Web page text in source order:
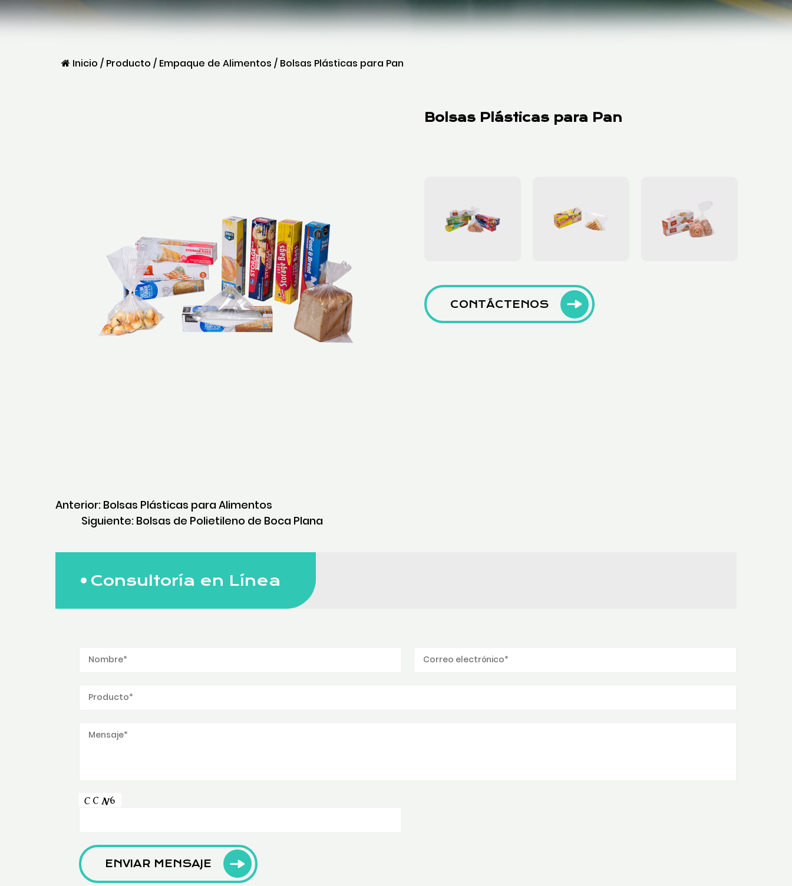
Inicio / Producto / Empaque de Alimentos / Bolsas Plásticas para Pan
Bolsas Plásticas para Pan
CONTÁCTENOS
Anterior: Bolsas Plásticas para Alimentos
Siguiente: Bolsas de Polietileno de Boca Plana
Consultoría en Línea
ENVIAR MENSAJE